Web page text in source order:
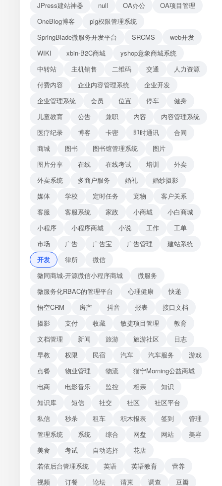
JPress建站神器
null OA办公
OA项目管理
OneBlog博客
pig权限管理系统
SpringBlade微服务开发平台
SRCMS
web开发
WIKI
xbin-B2C商城
yshop意象商城系统
中转站
主机销售 二维码 交通
人力资源
付费内容
企业内容管理系统
企业开发
企业管理系统
会员 位置 停车
健身
儿童教育
公告 兼职 内容
内容管理系统
医疗纪录
博客 卡密 即时通讯
合同
商城
图书 图书馆管理系统
图片
图片分享
在线 在线考试 培训
外卖
外卖系统
多商户服务 婚礼
婚纱摄影
媒体
学校 定时任务 宠物
客户关系
客服
客服系统 家政 小商城
小白商城
小程序
小程序商城 小说 工作
工单
市场
广告 广告宝 广告管理
建站系统
开发
律所
微信
微同商城-开源微信小程序商城
微服务
微服务化RBAC的管理平台
心理健康
快递
悟空CRM
房产 抖音 报表
接口文档
摄影
支付 收藏 敏捷项目管理
教育
文档管理
新闻 旅游 旅游社区
日志
早教
权限 民宿 汽车 汽车服务
游戏
点餐
物业管理 物流
猫宁Morning公益商城
电商
电影音乐 监控 相亲
知识
知识库
短信 社交 社区
社区平台
私信
秒杀 租车 积木报表 签到
管理
管理系统
系统 综合 网盘 网站
美容
美食
考试 自动选择
花店
若依后台管理系统
英语 英语教育
营养
视频
订餐 论坛 请柬 调查 豆瓣